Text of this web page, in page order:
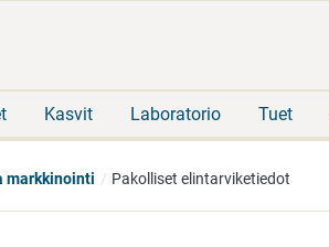
Kasvit Laboratorio Tuet
markkinointi Pakolliset elintarviketiedot